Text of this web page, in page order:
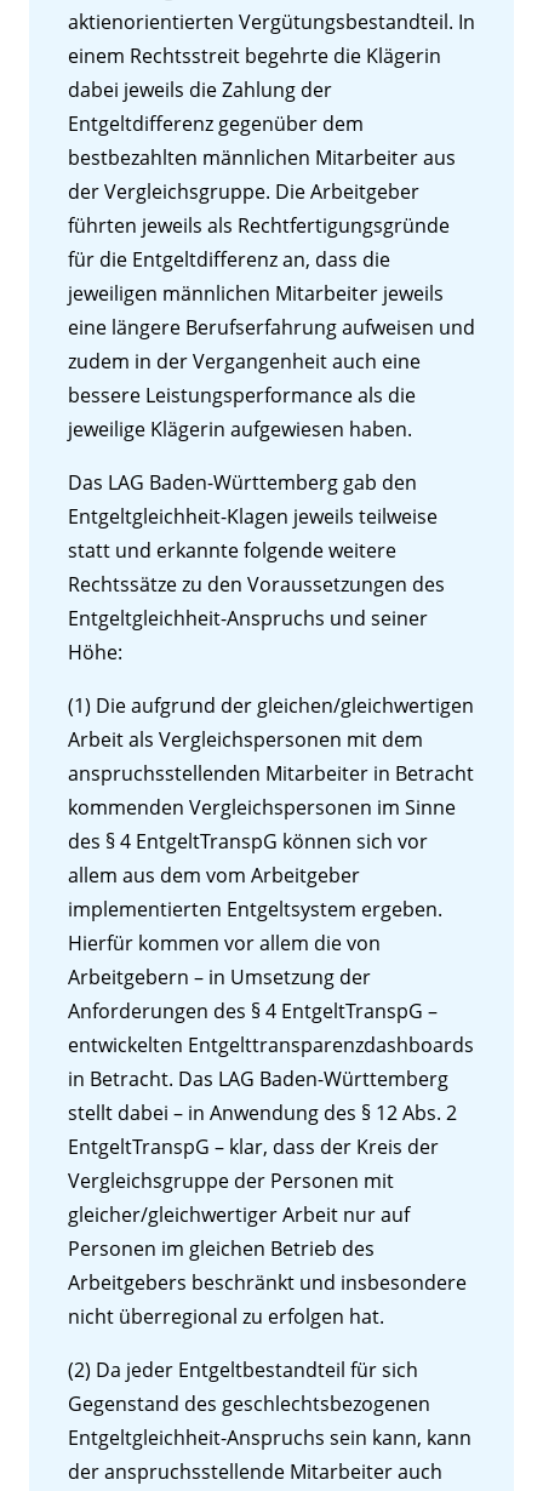
aktienorientierten Vergütungsbestandteil. In
einem Rechtsstreit begehrte die Klägerin
dabei jeweils die Zahlung der
Entgeltdifferenz gegenüber dem
bestbezahlten männlichen Mitarbeiter aus
der Vergleichsgruppe. Die Arbeitgeber
führten jeweils als Rechtfertigungsgründe
für die Entgeltdifferenz an, dass die
jeweiligen männlichen Mitarbeiter jeweils
eine längere Berufserfahrung aufweisen und
zudem in der Vergangenheit auch eine
bessere Leistungsperformance als die
jeweilige Klägerin aufgewiesen haben.
Das LAG Baden-Württemberg gab den
Entgeltgleichheit-Klagen jeweils teilweise
statt und erkannte folgende weitere
Rechtssätze zu den Voraussetzungen des
Entgeltgleichheit-Anspruchs und seiner
Höhe:
(1) Die aufgrund der gleichen/gleichwertigen
Arbeit als Vergleichspersonen mit dem
anspruchsstellenden Mitarbeiter in Betracht
kommenden Vergleichspersonen im Sinne
des § 4 EntgeltTranspG können sich vor
allem aus dem vom Arbeitgeber
implementierten Entgeltsystem ergeben.
Hierfür kommen vor allem die von
Arbeitgebern – in Umsetzung der
Anforderungen des § 4 EntgeltTranspG –
entwickelten Entgelttransparenzdashboards
in Betracht. Das LAG Baden-Württemberg
stellt dabei – in Anwendung des § 12 Abs. 2
EntgeltTranspG – klar, dass der Kreis der
Vergleichsgruppe der Personen mit
gleicher/gleichwertiger Arbeit nur auf
Personen im gleichen Betrieb des
Arbeitgebers beschränkt und insbesondere
nicht überregional zu erfolgen hat.
(2) Da jeder Entgeltbestandteil für sich
Gegenstand des geschlechtsbezogenen
Entgeltgleichheit-Anspruchs sein kann, kann
der anspruchsstellende Mitarbeiter auch